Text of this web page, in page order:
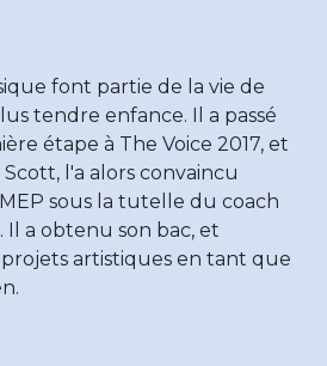
font partie de la vie de
tendre enfance. Il a passé
étape à The Voice 2017, et
l'a alors convaincu
sous la tutelle du coach
Il a obtenu son bac, et
artistiques en tant que